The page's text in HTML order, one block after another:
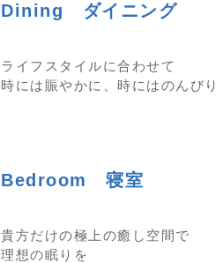
Dining ダイニング
ライフスタイルに合わせて
時には賑やかに、時にはのんびり
Bedroom 寝室
貴方だけの極上の癒し空間で
理想の眠りを